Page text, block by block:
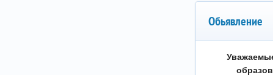
Обьявление